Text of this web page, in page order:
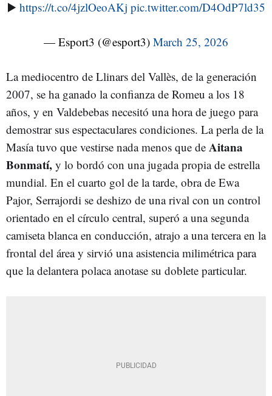
▶️ https://t.co/4jzlOeoAKj pic.twitter.com/D4OdP7ld35
— Esport3 (@esport3) March 25, 2026
La mediocentro de Llinars del Vallès, de la generación
2007, se ha ganado la confianza de Romeu a los 18
años, y en Valdebebas necesitó una hora de juego para
demostrar sus espectaculares condiciones. La perla de la
Masía tuvo que vestirse nada menos que de Aitana
Bonmatí, y lo bordó con una jugada propia de estrella
mundial. En el cuarto gol de la tarde, obra de Ewa
Pajor, Serrajordi se deshizo de una rival con un control
orientado en el círculo central, superó a una segunda
camiseta blanca en conducción, atrajo a una tercera en la
frontal del área y sirvió una asistencia milimétrica para
que la delantera polaca anotase su doblete particular.